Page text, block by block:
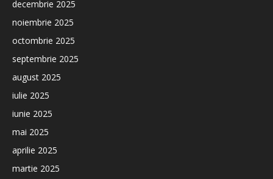
decembrie 2025
noiembrie 2025
octombrie 2025
septembrie 2025
august 2025
iulie 2025
iunie 2025
mai 2025
aprilie 2025
martie 2025